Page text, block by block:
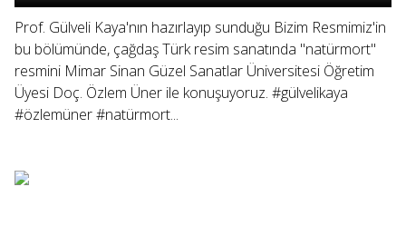
Prof. Gülveli Kaya'nın hazırlayıp sunduğu Bizim Resmimiz'in
bu bölümünde, çağdaş Türk resim sanatında "natürmort"
resmini Mimar Sinan Güzel Sanatlar Üniversitesi Öğretim
Üyesi Doç. Özlem Üner ile konuşuyoruz. #gülvelikaya
#özlemüner #natürmort...